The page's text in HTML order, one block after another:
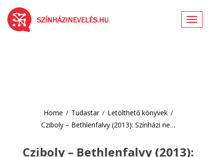
Toggle
Home / Tudastar / Letölthető könyvek /
Cziboly – Bethlenfalvy (2013): Színházi ne…
Cziboly – Bethlenfalvy (2013):